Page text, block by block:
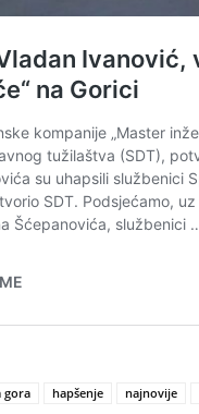
gora hapšenje najnovije